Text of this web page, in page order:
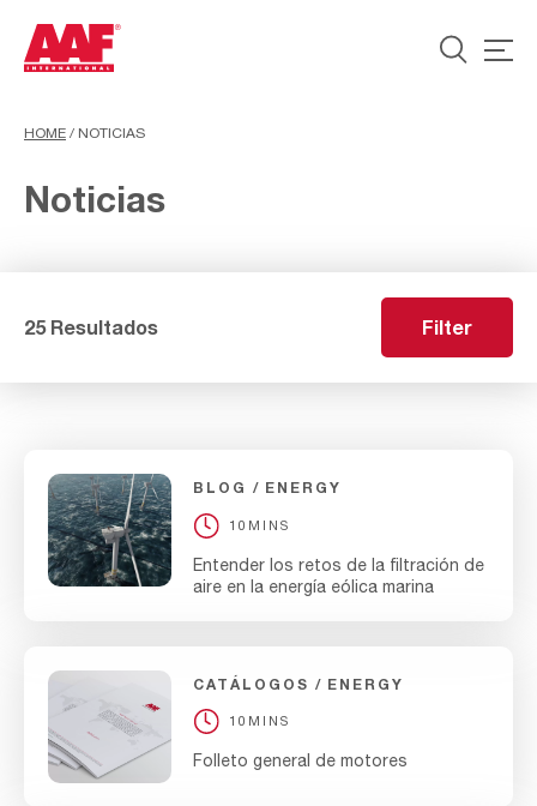
HOME / NOTICIAS
Noticias
25 Resultados Filter
BLOG ENERGY
10MINS
Entender los retos de la filtración de
aire en la energía eólica marina
CATÁLOGOS ENERGY
10MINS
Folleto general de motores